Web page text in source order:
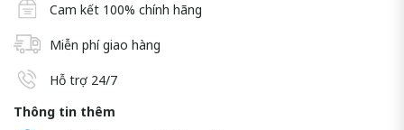
Cam kết 100% chính hãng
Miễn phí giao hàng
Hỗ trợ 24/7
Thông tin thêm